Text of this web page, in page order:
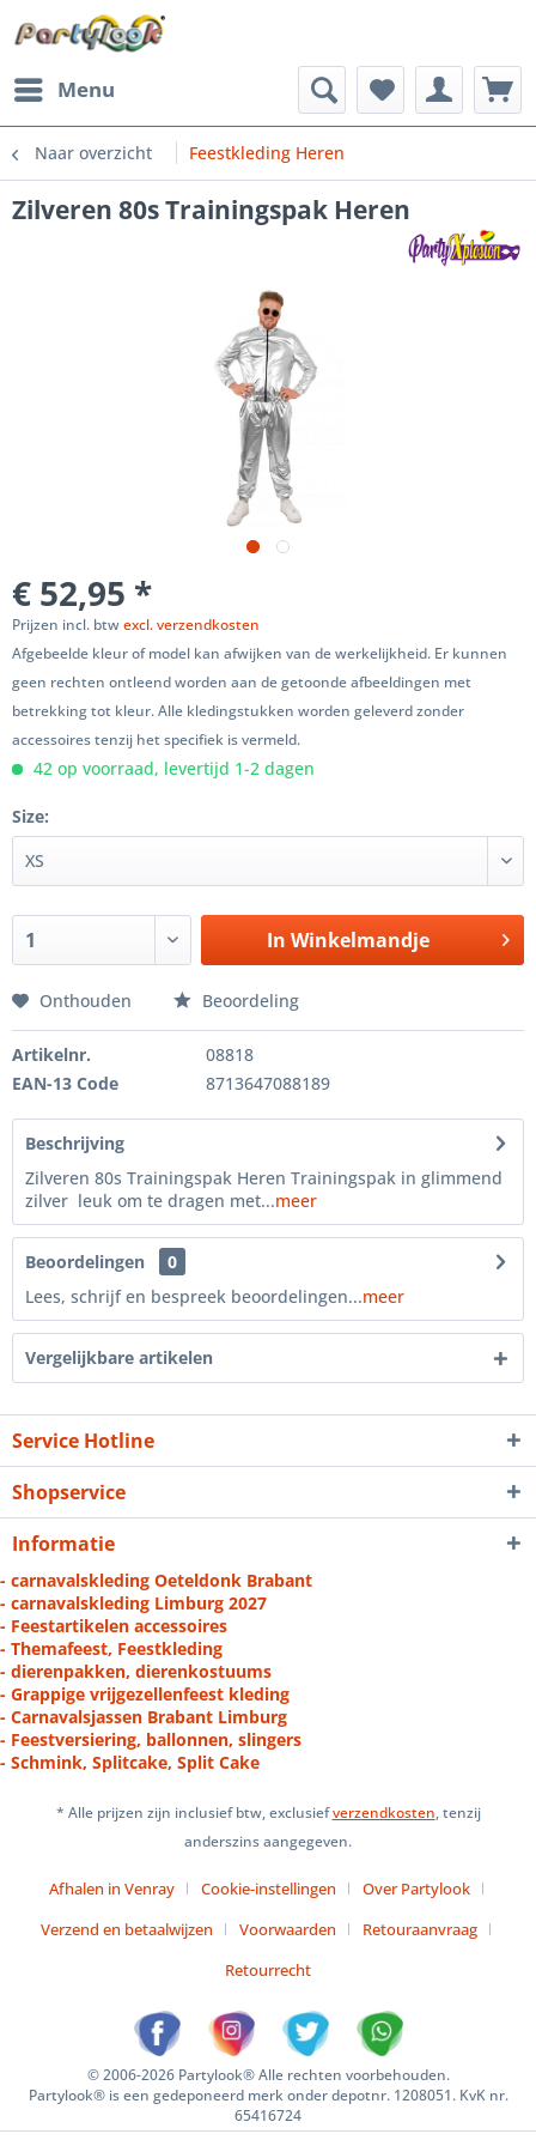
Menu
Naar overzicht Feestkleding Heren
Zilveren 80s Trainingspak Heren
€ 52,95 *
Prijzen incl. btwexcl. verzendkosten
Afgebeelde kleur of model kan afwijken van de werkelijkheid. Er kunnen
geen rechten ontleend worden aan de getoonde afbeeldingen met
betrekking tot kleur. Alle kledingstukken worden geleverd zonder
accessoires tenzij het specifiek is vermeld.
42 op voorraad, levertijd 1-2 dagen
Size:
In Winkelmandje
Onthouden Beoordeling
Artikelnr.
08818
EAN-13 Code
8713647088189
Beschrijving
Zilveren 80s Trainingspak Heren Trainingspak in glimmend
zilver leuk om te dragen met...meer
Beoordelingen
0
Lees, schrijf en bespreek beoordelingen...meer
Vergelijkbare artikelen
Service Hotline
Shopservice
Informatie
- carnavalskleding Oeteldonk Brabant
- carnavalskleding Limburg 2027
- Feestartikelen accessoires
- Themafeest, Feestkleding
- dierenpakken, dierenkostuums
- Grappige vrijgezellenfeest kleding
- Carnavalsjassen Brabant Limburg
- Feestversiering, ballonnen, slingers
- Schmink, Splitcake, Split Cake
* Alle prijzen zijn inclusief btw, exclusiefverzendkosten, tenzij
anderszins aangegeven.
Afhalen in Venray Cookie-instellingen
Over Partylook
Verzend en betaalwijzen
Voorwaarden
Retouraanvraag
Retourrecht
© 2006-2026 Partylook® Alle rechten voorbehouden.
Partylook® is een gedeponeerd merk onder depotnr. 1208051. KvK nr.
65416724